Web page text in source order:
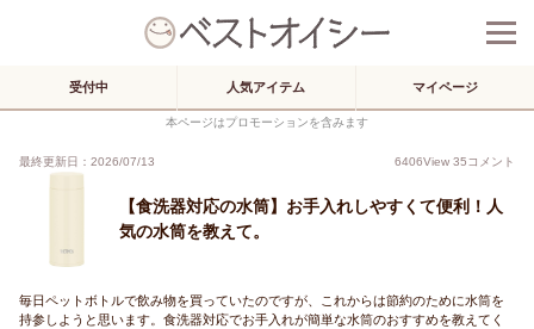
受付中 人気アイテム マイページ
本ページはプロモーションを含みます
最終更新日：2026/07/13 6406View 35コメント
【食洗器対応の水筒】お手入れしやすくて便利！人
気の水筒を教えて。
毎日ペットボトルで飲み物を買っていたのですが、これからは節約のために水筒を
持参しようと思います。食洗器対応でお手入れが簡単な水筒のおすすめを教えてく